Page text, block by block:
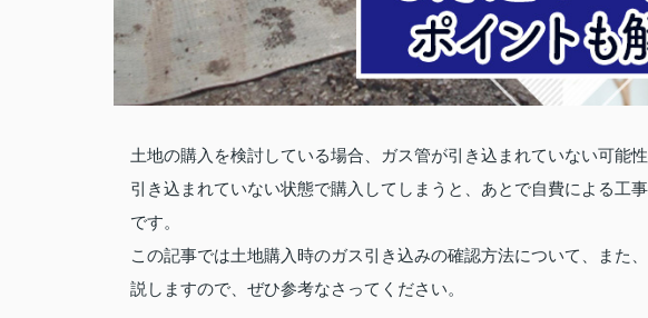
土地の購入を検討している場合、ガス管が引き込まれていない可能
引き込まれていない状態で購入してしまうと、あとで自費による工
です。
この記事では土地購入時のガス引き込みの確認方法について、また
説しますので、ぜひ参考なさってください。